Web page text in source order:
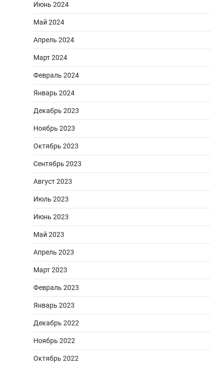
Июнь 2024
Май 2024
Апрель 2024
Март 2024
Февраль 2024
Январь 2024
Декабрь 2023
Ноябрь 2023
Октябрь 2023
Сентябрь 2023
Август 2023
Июль 2023
Июнь 2023
Май 2023
Апрель 2023
Март 2023
Февраль 2023
Январь 2023
Декабрь 2022
Ноябрь 2022
Октябрь 2022